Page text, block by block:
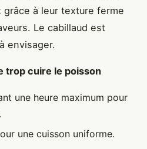
grâce à leur texture ferme
Le cabillaud est
envisager.
trop cuire le poisson
une heure maximum pour
une cuisson uniforme.